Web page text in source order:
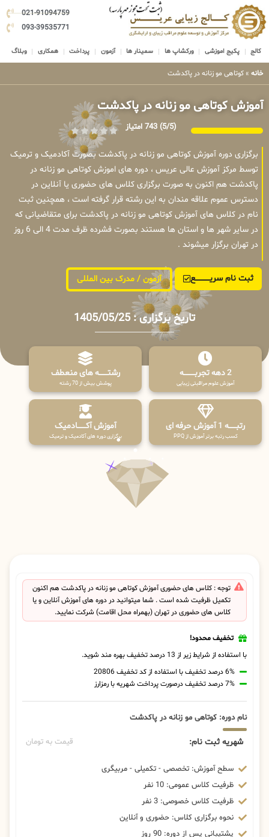
021-91094759
093-39535771
کالج پکیج اموزشی ورکشاپ ها سمینار ها آزمون پرداخت همکاری وبلاگ
خانه » کوتاهی مو زنانه در پاکدشت
آموزش کوتاهی مو زنانه در پاکدشت
(5/5) 743 امتیاز
برگزاری دوره آموزش کوتاهی مو زنانه در پاکدشت بصورت آکادمیک و ترمیک
توسط مرکز آموزش عالی عریس ، دوره های اموزش کوتاهی مو زنانه در
پاکدشت هم اکنون به صورت برگزاری کلاس های حضوری یا آنلاین در
دسترس عموم علاقه مندان به این رشته قرار گرفته است ، همچنین ثبت
نام در کلاس های آموزش کوتاهی مو زنانه در پاکدشت برای متقاضیانی که
در سایر شهر ها و استان ها هستند بصورت فشرده ظرف مدت 4 الی 6 روز
در تهران برگزار میشوند .
ثبت نام سریــــــــــــع آزمون / مدرک بین المللی
تاریخ برگزاری : 1405/05/25
2 دهه تجربـــــــــه
آموزش علوم مراقبتی زیبایی
رشتـــــــه های منعطف
پوشش بیش از 70 رشته
رتبــــــه 1 آموزش حرفه ای
کسب رتبه برتر آموزش از PPQ
آموزش آکـــــــادمیک
برگزاری دوره های آکادمیک و ترمیک
توجه : کلاس های حضوری آموزش کوتاهی مو زنانه در پاکدشت هم اکنون
تکمیل ظرفیت شده است . شما میتوانید در دوره های آموزش آنلاین و یا
کلاس های حضوری در تهران (بهمراه محل اقامت) شرکت نمایید.
تخفیف محدود!
با استفاده از شرایط زیر از 13 درصد تخفیف بهره مند شوید.
6% درصد تخفیف با استفاده از کد تخفیف 20806
7% درصد تخفیف درصورت پرداخت شهریه با رمزارز
نام دوره: کوتاهی مو زنانه در پاکدشت
شهریه ثبت نام: قیمت به تومان
سطح آموزش: تخصصی - تکمیلی - مربیگری
ظرفیت کلاس عمومی: 10 نفر
ظرفیت کلاس خصوصی: 3 نفر
نحوه برگزاری کلاس: حضوری و آنلاین
پشتیبانی پس از دوره: 90 روز